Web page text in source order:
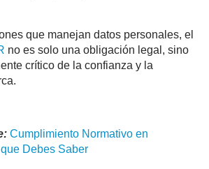
que manejan datos personales, el
no es solo una obligación legal, sino
crítico de la confianza y la
Cumplimiento Normativo en
Debes Saber